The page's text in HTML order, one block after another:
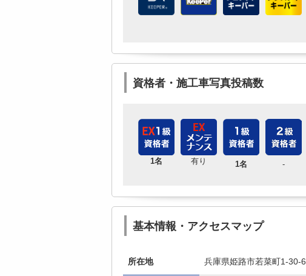
資格者・施工車写真投稿数
1名 有り 1名 -
基本情報・アクセスマップ
所在地 兵庫県姫路市若菜町1-30-6